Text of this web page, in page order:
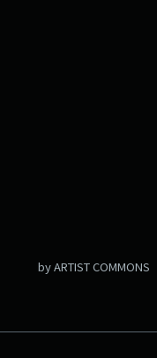
by ARTIST COMMONS